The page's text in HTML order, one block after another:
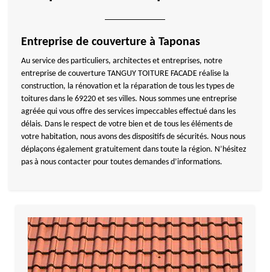
Entreprise de couverture à Taponas
Au service des particuliers, architectes et entreprises, notre
entreprise de couverture TANGUY TOITURE FACADE réalise la
construction, la rénovation et la réparation de tous les types de
toitures dans le 69220 et ses villes. Nous sommes une entreprise
agréée qui vous offre des services impeccables effectué dans les
délais. Dans le respect de votre bien et de tous les éléments de
votre habitation, nous avons des dispositifs de sécurités. Nous nous
déplaçons également gratuitement dans toute la région. N’hésitez
pas à nous contacter pour toutes demandes d’informations.